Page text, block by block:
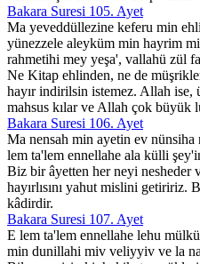
Bakara Suresi 105. Ayet
Ma yeveddüllezine keferu min
yünezzele aleyküm min hayrim
rahmetihi mey yeşa', vallahü zül
Ne Kitap ehlinden, ne de
hayır indirilsin istemez. Allah
mahsus kılar ve Allah çok büyük
Bakara Suresi 106. Ayet
Ma nensah min ayetin ev
lem ta'lem ennellahe ala külli
Biz bir âyetten her neyi nesheder
hayırlısını yahut mislini
kâdirdir.
Bakara Suresi 107. Ayet
E lem ta'lem ennellahe lehu
min dunillahi miv veliyyiv ve la